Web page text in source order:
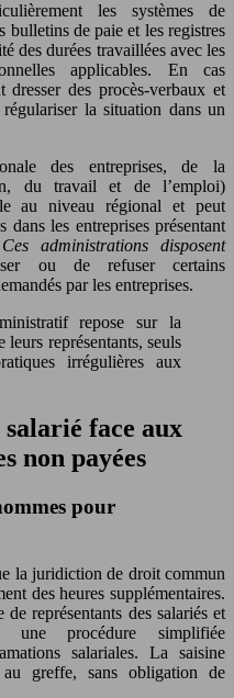
les systèmes de
bulletins de paie et les registres
des durées travaillées avec les
applicables. En cas
dresser des procès-verbaux et
la situation dans un
des entreprises, de la
du travail et de l’emploi)
au niveau régional et peut
dans les entreprises présentant
Ces administrations disposent
ou de refuser certains
par les entreprises.
repose sur la
leurs représentants, seuls
irrégulières aux
face aux
non payées
pour
la juridiction de droit commun
des heures supplémentaires.
représentants des salariés et
une procédure simplifiée
salariales. La saisine
au greffe, sans obligation de